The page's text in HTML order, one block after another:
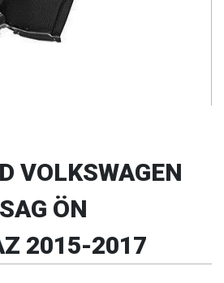
VOLKSWAGEN
ÖN
2015-2017